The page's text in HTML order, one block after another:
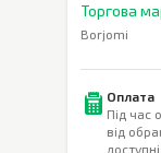
Торгова
Borjomi
Оплата
Під час
від